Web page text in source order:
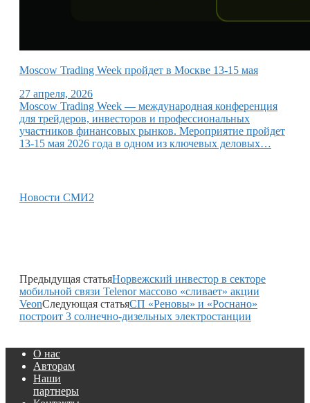
Moscow Trading Week пройдет в Москве 13-15 мая
27 апреля, 2026
Moscow Trading Week — международная конференция
для трейдеров, инвесторов и профессиональных
участников финансовых рынков. Мероприятие пройдет
13-15 мая 2026 года в одном из ключевых деловых…
Новости СМИ2
Предыдущая статьяНорвежский инвестор в секторе
мобильной связи Telenor массово «сливает» акции
VeonСледующая статьяСП «Реновы» и «Роснано»
построит 3 солнечно-дизельных электростанции
О нас
Авторам
Наши
партнеры